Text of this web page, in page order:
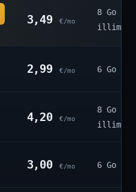
3,49 €/mo
8 Go ·
2,99 €/mo 6 Go ·
4,20 €/mo
8 Go ·
3,00 €/mo 6 Go ·